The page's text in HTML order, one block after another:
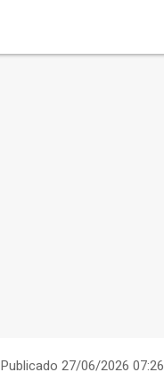
Publicado 27/06/2026 07:26